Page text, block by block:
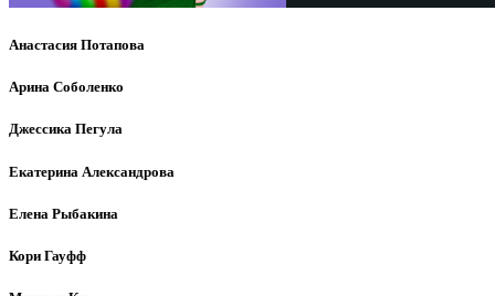
Анастасия Потапова
Арина Соболенко
Джессика Пегула
Екатерина Александрова
Елена Рыбакина
Кори Гауфф